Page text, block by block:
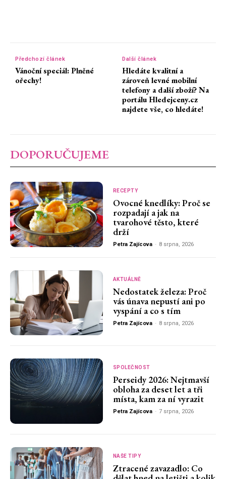
Předchozí článek
Vánoční speciál: Plněné
ořechy!
Další článek
Hledáte kvalitní a
zároveň levné mobilní
telefony a další zboží? Na
portálu Hledejceny.cz
najdete vše, co hledáte!
DOPORUČUJEME
RECEPTY
Ovocné knedlíky: Proč se
rozpadají a jak na
tvarohové těsto, které
drží
Petra Zajícova - 8 srpna, 2026
AKTUÁLNĚ
Nedostatek železa: Proč
vás únava nepustí ani po
vyspání a co s tím
Petra Zajícova - 8 srpna, 2026
SPOLEČNOST
Perseidy 2026: Nejtmavší
obloha za deset let a tři
místa, kam za ní vyrazit
Petra Zajícova - 7 srpna, 2026
NAŠE TIPY
Ztracené zavazadlo: Co